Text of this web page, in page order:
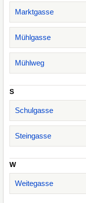
Marktgasse
Mühlgasse
Mühlweg
S
Schulgasse
Steingasse
W
Weitegasse